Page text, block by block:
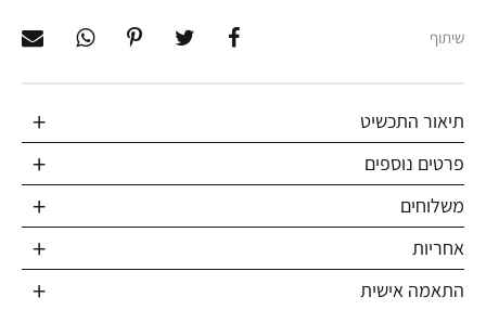
שיתוף
תיאור התכשיט
פרטים נוספים
משלוחים
אחריות
התאמה אישית